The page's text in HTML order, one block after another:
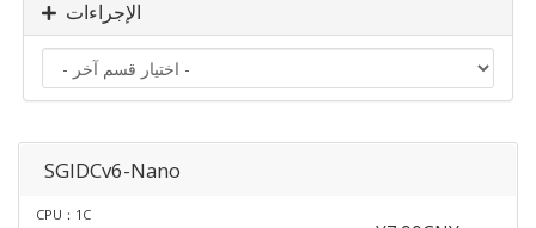
الإجراءات
SGIDCv6-Nano
CPU：1C